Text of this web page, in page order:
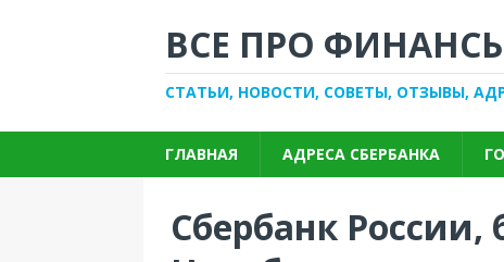
ВСЕ ПРО
СТАТЬИ, НОВОСТИ, СОВЕТЫ, ОТЗЫВЫ,
ГЛАВНАЯ АДРЕСА СБЕРБАНКА
Сбербанк